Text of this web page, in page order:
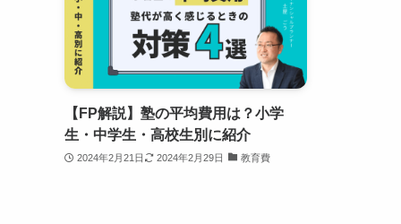
【FP解説】塾の平均費用は？小学
生・中学生・高校生別に紹介
2024年2月21日 2024年2月29日 教育費